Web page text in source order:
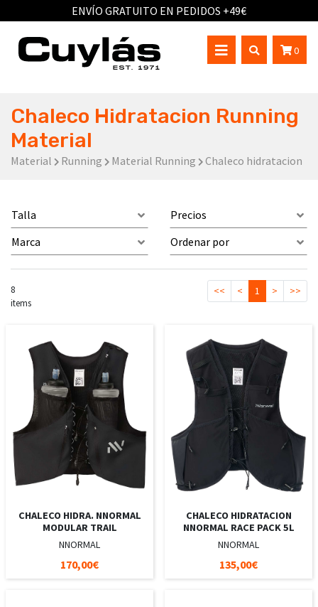
ENVÍO GRATUITO EN PEDIDOS +49€
0
Chaleco Hidratacion Running
Material
Material Running Material Running Chaleco hidratacion
Talla
Precios
Marca
Ordenar por
8
items
<< < 1 > >>
CHALECO HIDRA. NNORMAL
MODULAR TRAIL
NNORMAL
170,00€
CHALECO HIDRATACION
NNORMAL RACE PACK 5L
NNORMAL
135,00€